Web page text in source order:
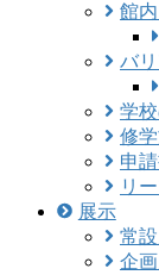
館
バ
学
修
申
リ
展示
常
企